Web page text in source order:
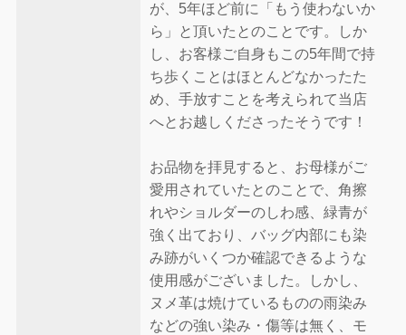
が、5年ほど前に「もう使わないか
ら」と頂いたとのことです。しか
し、お客様ご自身もこの5年間で持
ち歩くことはほとんどなかったた
め、手放すことを考えられて当店
へとお越しくださったそうです！
お品物を拝見すると、お母様がご
愛用されていたとのことで、角擦
れやショルダーのしわ感、緑青が
強く出ており、バッグ内部にも染
み跡がいくつか確認できるような
使用感がございました。しかし、
ヌメ革は焼けているものの雨染み
などの強い染み・傷等は無く、モ